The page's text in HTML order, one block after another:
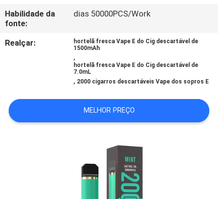
PEÇA
CITAÇÕES
DO
SITE
Habilidade da
fonte:
dias 50000PCS/Work
Realçar:
hortelã fresca Vape E do Cig descartável de
1500mAh
,
hortelã fresca Vape E do Cig descartável de
7.0mL
, 2000 cigarros descartáveis Vape dos sopros E
MELHOR PREÇO